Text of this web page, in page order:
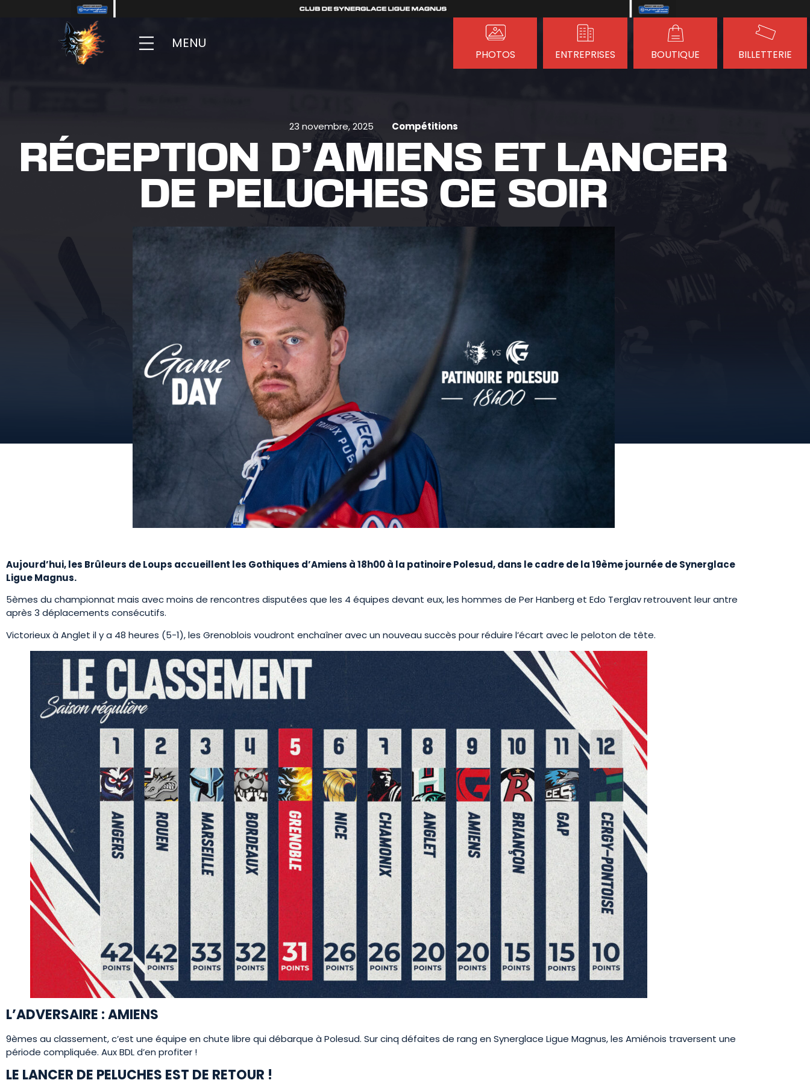
MENU
PHOTOS ENTREPRISES BOUTIQUE BILLETTERIE
23 novembre, 2025 Compétitions
RÉCEPTION D’AMIENS ET LANCER
DE PELUCHES CE SOIR
Aujourd’hui, les Brûleurs de Loups accueillent les Gothiques d’Amiens à 18h00 à la patinoire Polesud, dans le cadre de la 19ème journée de Synerglace
Ligue Magnus.
5èmes du championnat mais avec moins de rencontres disputées que les 4 équipes devant eux, les hommes de Per Hanberg et Edo Terglav retrouvent leur antre
après 3 déplacements consécutifs.
Victorieux à Anglet il y a 48 heures (5-1), les Grenoblois voudront enchaîner avec un nouveau succès pour réduire l’écart avec le peloton de tête.
L’ADVERSAIRE : AMIENS
9èmes au classement, c’est une équipe en chute libre qui débarque à Polesud. Sur cinq défaites de rang en Synerglace Ligue Magnus, les Amiénois traversent une
période compliquée. Aux BDL d’en profiter !
LE LANCER DE PELUCHES EST DE RETOUR !